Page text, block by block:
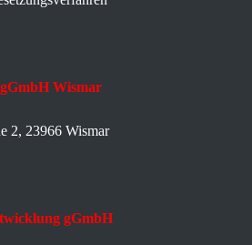
Wismar
2, 23966 Wismar
gGmbH